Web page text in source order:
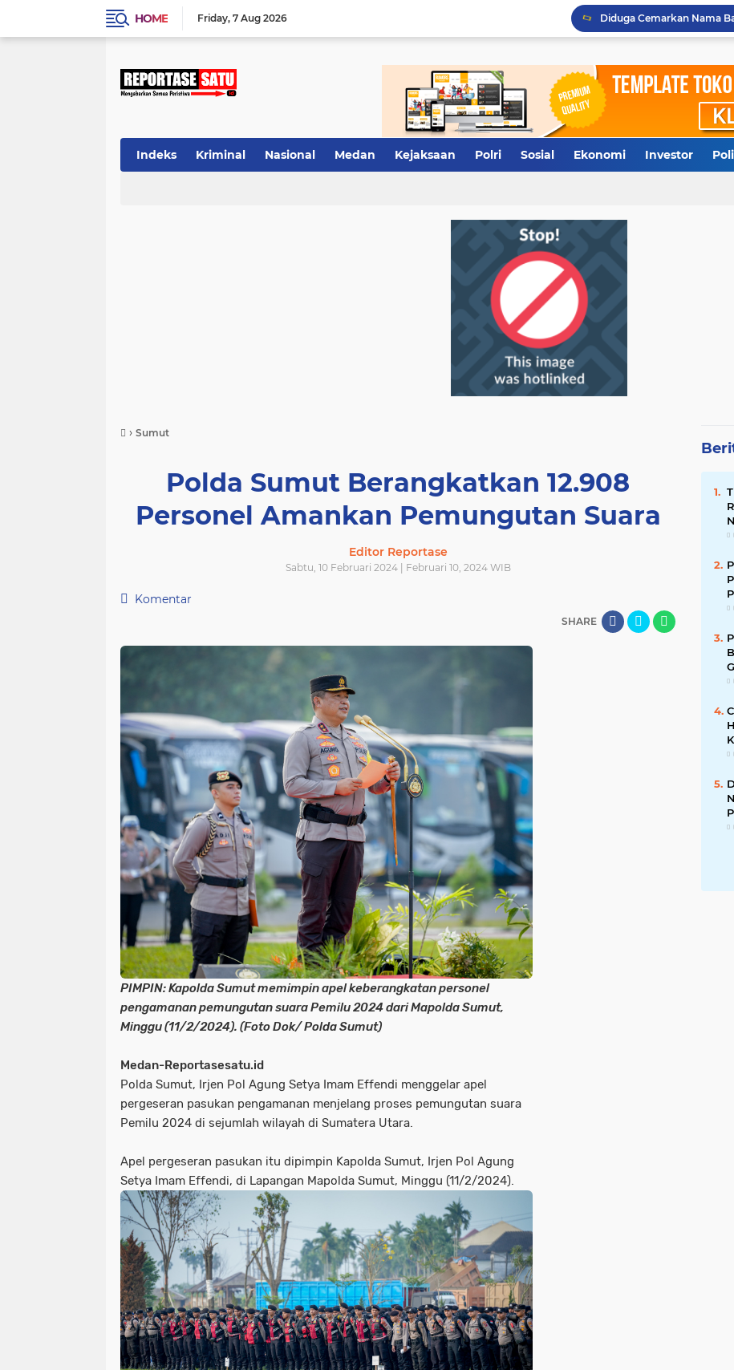
HOME Friday 7 Aug 2026
Antisipasi Antrean
Polresta Deliserdang
Tidak Diberi Pinjam Rp50
Indeks Kriminal Nasional Medan Kejaksaan Polri Sosial Ekonomi Investor
› Sumut
Polda Sumut Berangkatkan 12.908
Personel Amankan Pemungutan Suara
Editor Reportase
Sabtu, 10 Februari 2024 | Februari 10, 2024 WIB
Komentar
SHARE
PIMPIN: Kapolda Sumut memimpin apel keberangkatan personel
pengamanan pemungutan suara Pemilu 2024 dari Mapolda Sumut,
Minggu (11/2/2024). (Foto Dok/ Polda Sumut)
Medan-Reportasesatu.id
Polda Sumut, Irjen Pol Agung Setya Imam Effendi menggelar apel
pergeseran pasukan pengamanan menjelang proses pemungutan suara
Pemilu 2024 di sejumlah wilayah di Sumatera Utara.
Apel pergeseran pasukan itu dipimpin Kapolda Sumut, Irjen Pol Agung
Setya Imam Effendi, di Lapangan Mapolda Sumut, Minggu (11/2/2024).